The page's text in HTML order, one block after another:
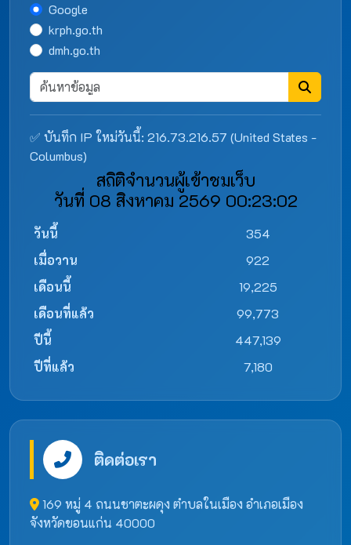
Google
krph.go.th
dmh.go.th
✅ บันทึก IP ใหม่วันนี้: 216.73.216.57 (United States -
Columbus)
สถิติจำนวนผู้เข้าชมเว็บ
วันที่ 08 สิงหาคม 2569 00:23:02
วันนี้
354
เมื่อวาน
922
เดือนนี้
19,225
เดือนที่แล้ว
99,773
ปีนี้
447,139
ปีที่แล้ว
7,180
ติดต่อเรา
169 หมู่ 4 ถนนชาตะผดุง ตำบลในเมือง อำเภอเมือง
จังหวัดขอนแก่น 40000